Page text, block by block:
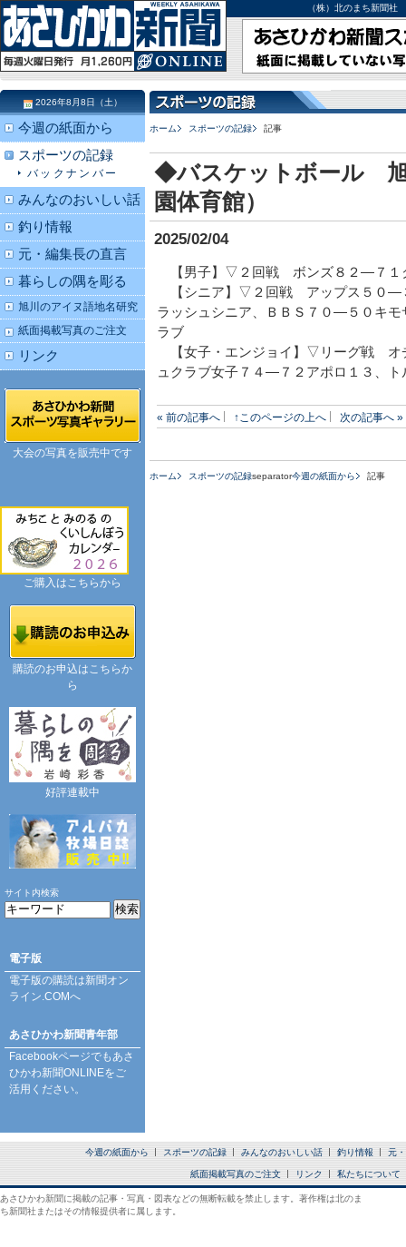
（株）北のまち新聞
ホーム スポーツの記録 記事
◆バスケットボール 旭
園体育館）
2025/02/04
【男子】▽２回戦 ボンズ８２―７１
【シニア】▽２回戦 アップス５０―
ラッシュシニア、ＢＢＳ７０―５０キ
ラブ
【女子・エンジョイ】▽リーグ戦 オ
ュクラブ女子７４―７２アポロ１３、
« 前の記事へ ↑このページの上へ 次の記事へ »
ホーム スポーツの記録separator今週の紙面から 記事
2026年8月8日（土）
今週の紙面から
スポーツの記録
バックナンバー
みんなのおいしい話
釣り情報
元・編集長の直言
暮らしの隅を彫る
旭川のアイヌ語地名研究
紙面掲載写真のご注文
リンク
大会の写真を販売中です
ご購入はこちらから
購読のお申込はこちらか
ら
好評連載中
サイト内検索
電子版
電子版の購読は新聞オン
ライン.COMへ
あさひかわ新聞青年部
Facebookページでもあさ
ひかわ新聞ONLINEをご
活用ください。
今週の紙面から スポーツの記録 みんなのおいしい話 釣り情報 元
紙面掲載写真のご注文 リンク 私たちについて
あさひかわ新聞に掲載の記事・写真・図表などの無断転載を禁止します。著作権は北のま
ち新聞社またはその情報提供者に属します。